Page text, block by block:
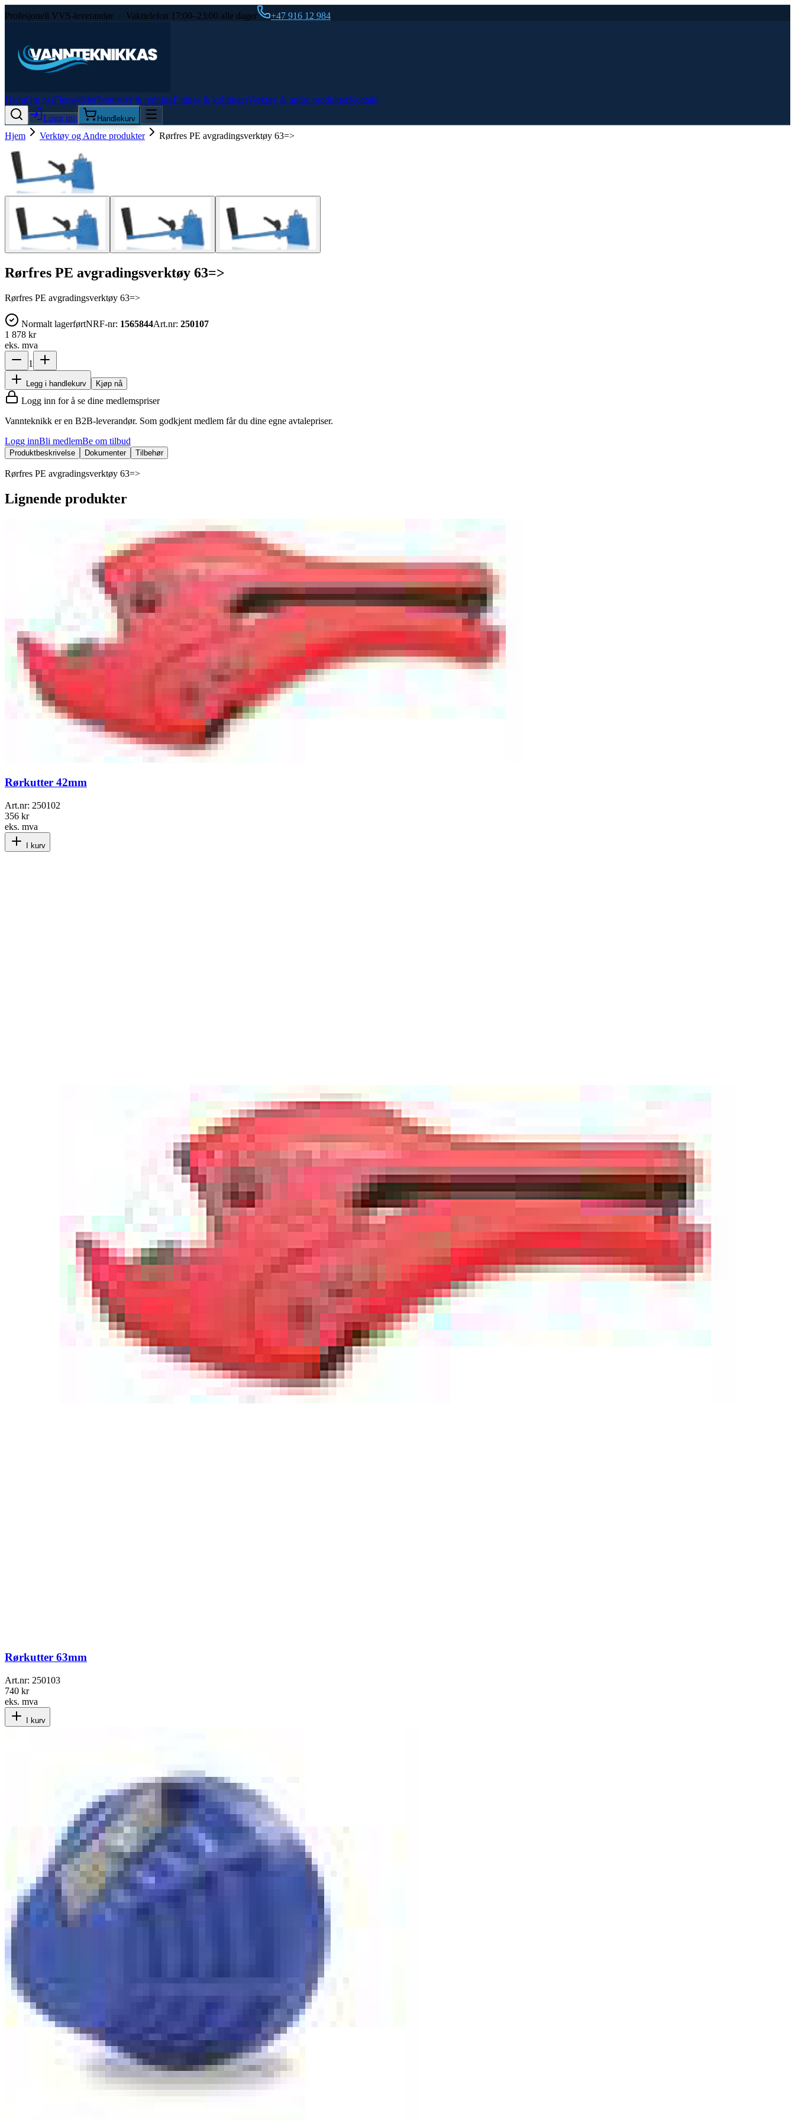
Profesjonell VVS-leverandør · Vakttelefon 17:00–23:00 alle dager +47 916 12 984
HjemOm ossFlensedelerTestutstyr & redningFittings & koblingerVerktøy & andre produkterKontakt
Logg inn
Handlekurv
Hjem Verktøy og Andre produkter Rørfres PE avgradingsverktøy 63=>
Rørfres PE avgradingsverktøy 63=>
Rørfres PE avgradingsverktøy 63=>
Normalt lagerførtNRF-nr: 1565844Art.nr: 250107
1 878 kr
eks. mva
1
Legg i handlekurv Kjøp nå
Logg inn for å se dine medlemspriser
Vannteknikk er en B2B-leverandør. Som godkjent medlem får du dine egne avtalepriser.
Logg innBli medlemBe om tilbud
Produktbeskrivelse Dokumenter Tilbehør
Rørfres PE avgradingsverktøy 63=>
Lignende produkter
Rørkutter 42mm
Art.nr: 250102
356 kr
eks. mva
I kurv
Rørkutter 63mm
Art.nr: 250103
740 kr
eks. mva
I kurv